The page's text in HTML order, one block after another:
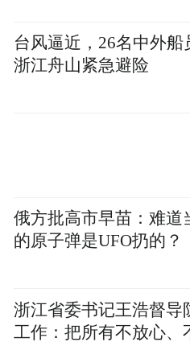
游客对这些科技特产的
回去了！”
一位上海游客手提多
多人的心声：“这才配
手礼嘛！”
台风逼近，26名中外船
浙江舟山紧急避险
俄方批高市早苗：难道
的原子弹是UFO扔的？
浙江省委书记王浩督导
工作：把所有不放心、